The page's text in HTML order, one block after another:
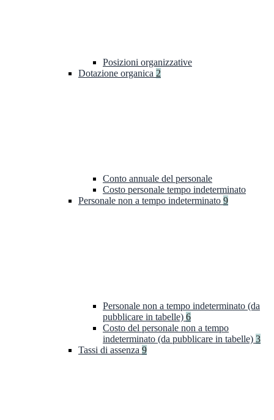
Posizioni organizzative
Dotazione organica 2
Conto annuale del personale
Costo personale tempo indeterminato
Personale non a tempo indeterminato 9
Personale non a tempo indeterminato (da
pubblicare in tabelle) 6
Costo del personale non a tempo
indeterminato (da pubblicare in tabelle) 3
Tassi di assenza 9